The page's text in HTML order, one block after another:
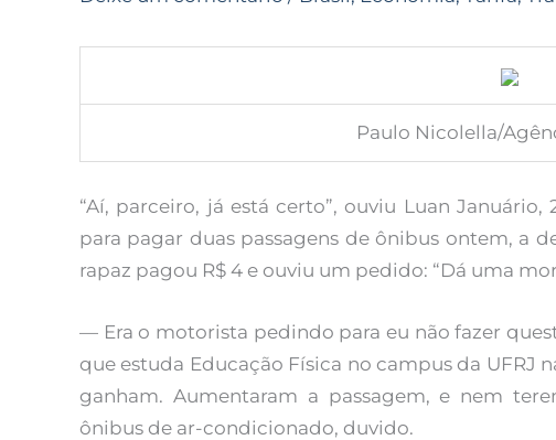
Paulo Nicolella/
“Aí, parceiro, já está certo”, ouviu Luan
para pagar duas passagens de ônibus ontem, a
rapaz pagou R$ 4 e ouviu um pedido: “Dá uma
— Era o motorista pedindo para eu não fazer
que estuda Educação Física no campus da UFRJ
ganham. Aumentaram a passagem, e nem
ônibus de ar-condicionado, duvido.